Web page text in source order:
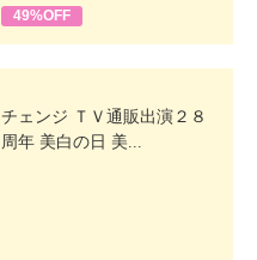
49%OFF
チェンジ ＴＶ通販出演２８
周年 美白の日 美...